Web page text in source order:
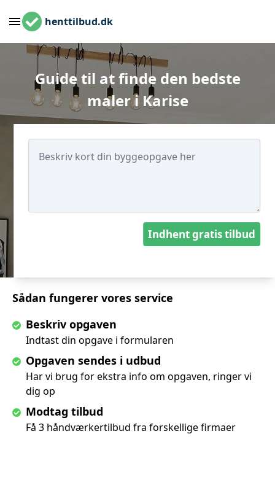
henttilbud.dk
Guide til at finde den bedste
maler i Karise
Sådan fungerer vores service
Beskriv opgaven
Indtast din opgave i formularen
Opgaven sendes i udbud
Har vi brug for ekstra info om opgaven, ringer vi
dig op
Modtag tilbud
Få 3 håndværkertilbud fra forskellige firmaer
Indhent gratis tilbud